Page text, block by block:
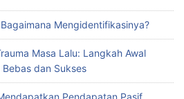
Mengidentifikasinya?
Masa Lalu: Langkah Awal
dan Sukses
Pendapatan Pasif